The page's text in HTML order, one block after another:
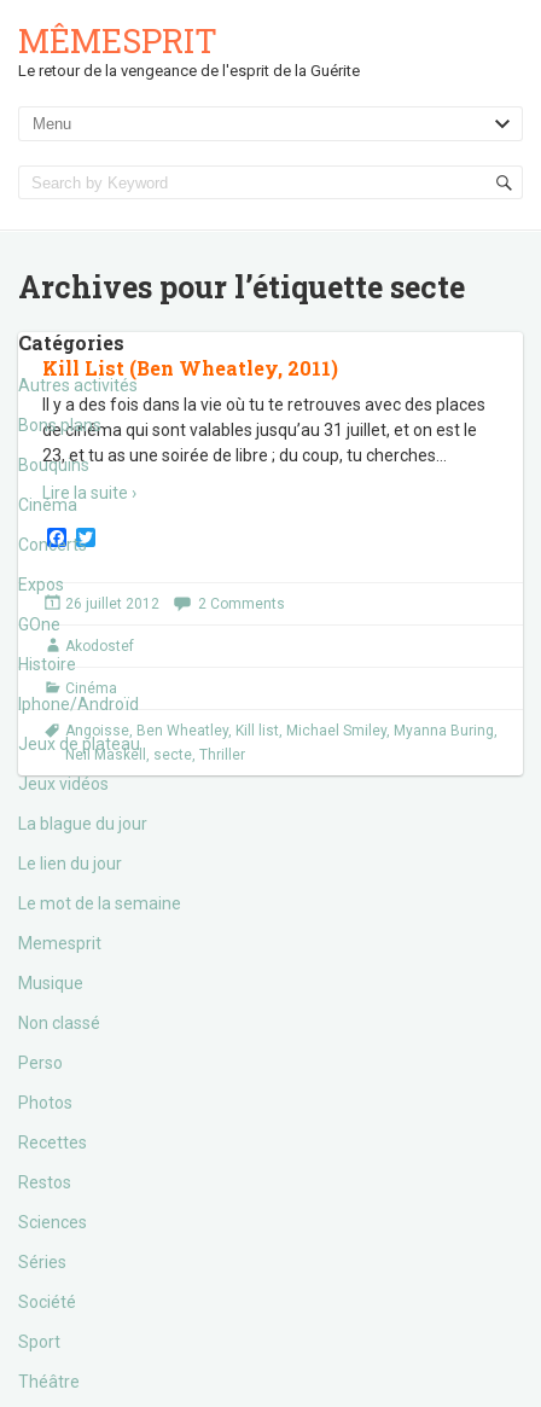
MÊMESPRIT
Le retour de la vengeance de l'esprit de la Guérite
Archives pour l’étiquette secte
Catégories
Autres activités
Bons plans
Bouquins
Cinéma
Concerts
Expos
GOne
Histoire
Iphone/Androïd
Jeux de plateau
Jeux vidéos
La blague du jour
Le lien du jour
Le mot de la semaine
Memesprit
Musique
Non classé
Perso
Photos
Recettes
Restos
Sciences
Séries
Société
Sport
Théâtre
Kill List (Ben Wheatley, 2011)
Il y a des fois dans la vie où tu te retrouves avec des places
de cinéma qui sont valables jusqu’au 31 juillet, et on est le
23, et tu as une soirée de libre ; du coup, tu cherches
Lire la suite ›
F
a
e
b
o
k
t
t
r
26 juillet 2012 2 Comments
Akodostef
Cinéma
Angoisse, Ben Wheatley, Kill list, Michael Smiley, Myanna Buring,
Neil Maskell , secte, Thriller